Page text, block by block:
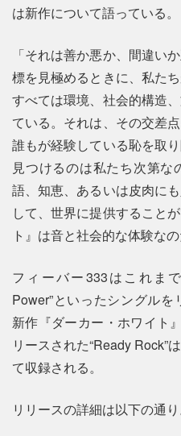
は新作について語っている。
「それは善か悪か、間違い
標を見極めるときに、私た
すべては環境、社会的構造
ている。それは、その交差
誰もが経験している恥を取
見つけるのは私たち次第
語、知恵、あるいは皮肉に
して、世界に提供すること
ト』は音と社会的な体験なの
フィーバー333はこれまで
Power”といったシングル
新作『ダーカー・ホワイト
リースされた“Ready Rock”
て収録される。
リリースの詳細は以下の通り